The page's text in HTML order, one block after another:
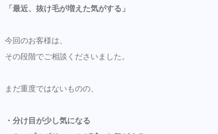
「まだ大丈夫かな」の段階が大切です
付けておりますのでお気軽にお問い合わせ下
さい。
可能できます。
初ご来店の方はこちらで事前登録をして頂く
「最近、抜け毛が増えた気がする」
今回のお客様は、
その段階でご相談くださいました。
まだ重度ではないものの、
・分け目が少し気になる